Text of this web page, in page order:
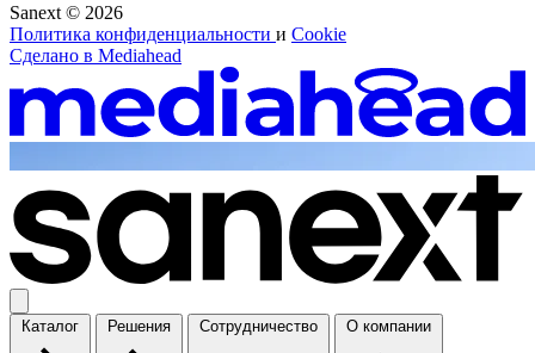
Sanext © 2026
Политика конфиденциальности и Cookie
Сделано в Mediahead
Каталог Решения Сотрудничество О компании